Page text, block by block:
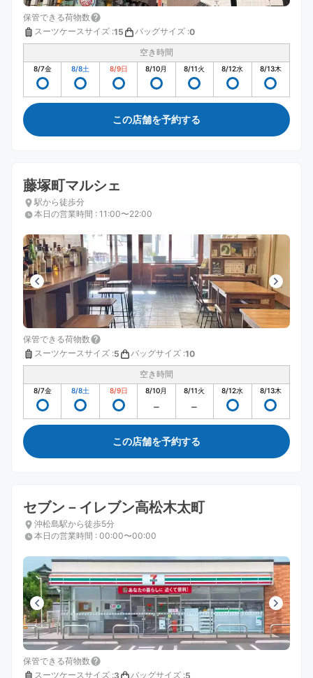
保管できる荷物数
スーツケースサイズ :15 バッグサイズ :0
空き時間
8/7金 8/8土 8/9日 8/10月 8/11火 8/12水 8/13木
この店舗を予約する
藤塚町マルシェ
駅から徒歩分
本日の営業時間 : 11:00〜22:00
保管できる荷物数
スーツケースサイズ :5 バッグサイズ :10
空き時間
8/7金 8/8土 8/9日 8/10月 8/11火 8/12水 8/13木
この店舗を予約する
セブン－イレブン高松木太町
沖松島駅から徒歩5分
本日の営業時間 : 00:00〜00:00
保管できる荷物数
スーツケースサイズ :3 バッグサイズ :5